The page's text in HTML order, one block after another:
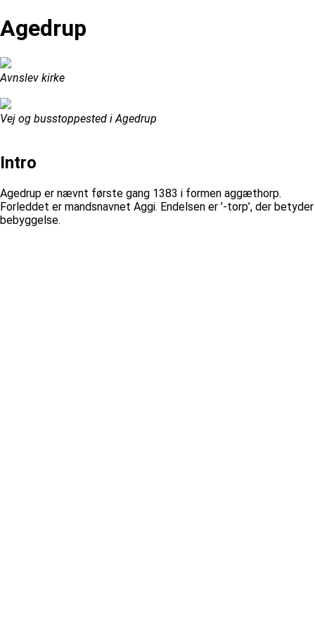
Agedrup
Avnslev kirke
Vej og busstoppested i Agedrup
Intro
Agedrup er nævnt første gang 1383 i formen aggæthorp.
Forleddet er mandsnavnet Aggi. Endelsen er ’-torp’, der betyder
bebyggelse.